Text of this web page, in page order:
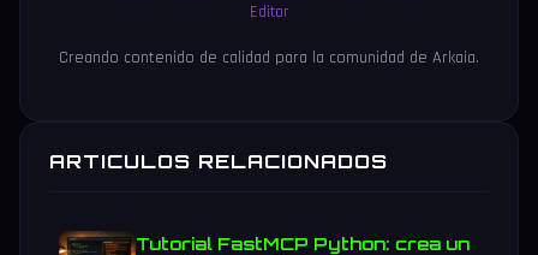
Editor
Creando contenido de calidad para la comunidad de Arkaia.
ARTICULOS RELACIONADOS
Tutorial FastMCP Python: crea un